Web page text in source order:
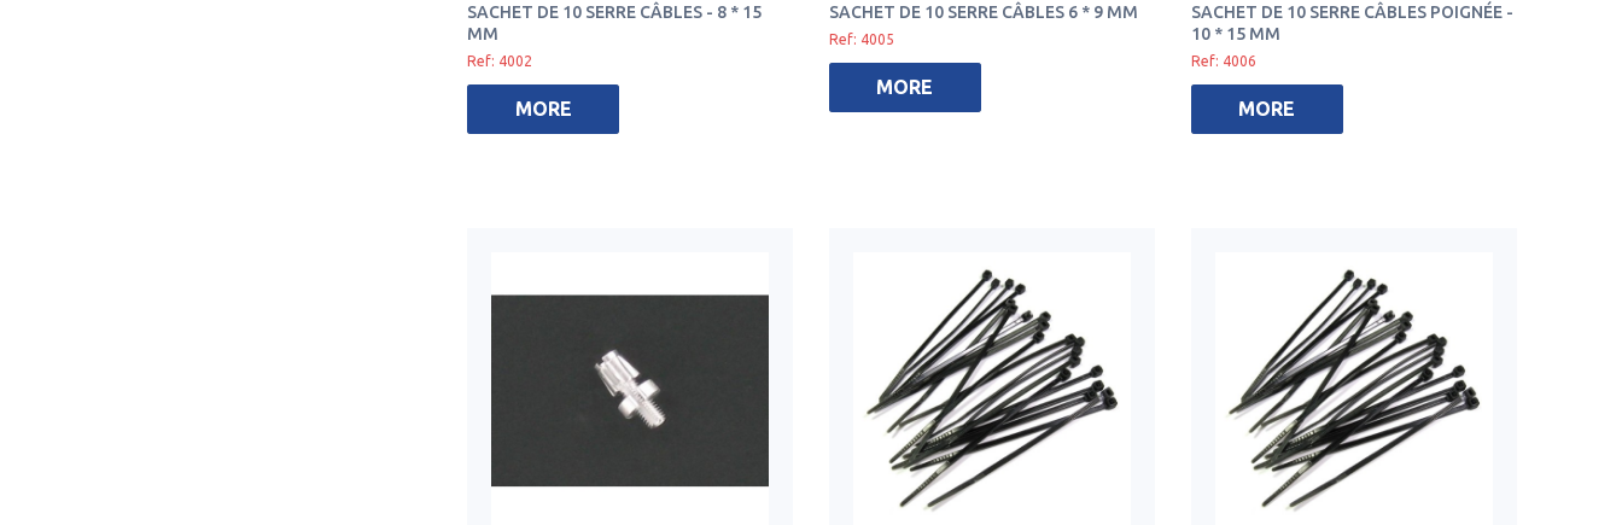
SACHET DE 10 SERRE CÂBLES - 8 * 15
MM
Ref: 4002
MORE
SACHET DE 10 SERRE CÂBLES 6 * 9 MM
Ref: 4005
MORE
SACHET DE 10 SERRE CÂBLES POIGNÉE -
10 * 15 MM
Ref: 4006
MORE